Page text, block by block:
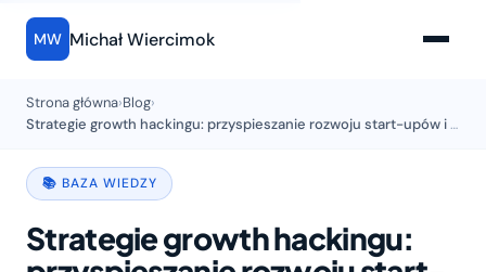
MW Michał Wiercimok
Strona główna›Blog›
Strategie growth hackingu: przyspieszanie rozwoju start-upów i firm
📚 BAZA WIEDZY
Strategie growth hackingu: